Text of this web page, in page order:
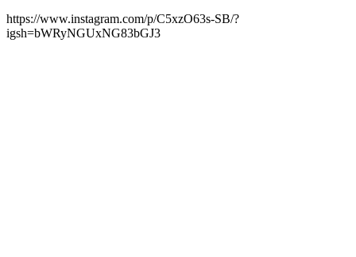
https://www.instagram.com/p/C5xzO63s-SB/?
igsh=bWRyNGUxNG83bGJ3